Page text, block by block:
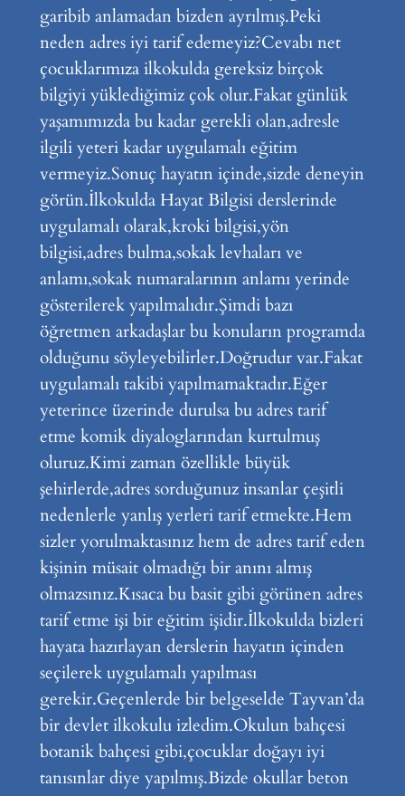
garibib anlamadan bizden ayrılmış.Peki
neden adres iyi tarif edemeyiz?Cevabı net
çocuklarımıza ilkokulda gereksiz birçok
bilgiyi yüklediğimiz çok olur.Fakat günlük
yaşamımızda bu kadar gerekli olan,adresle
ilgili yeteri kadar uygulamalı eğitim
vermeyiz.Sonuç hayatın içinde,sizde deneyin
görün.İlkokulda Hayat Bilgisi derslerinde
uygulamalı olarak,kroki bilgisi,yön
bilgisi,adres bulma,sokak levhaları ve
anlamı,sokak numaralarının anlamı yerinde
gösterilerek yapılmalıdır.Şimdi bazı
öğretmen arkadaşlar bu konuların programda
olduğunu söyleyebilirler.Doğrudur var.Fakat
uygulamalı takibi yapılmamaktadır.Eğer
yeterince üzerinde durulsa bu adres tarif
etme komik diyaloglarından kurtulmuş
oluruz.Kimi zaman özellikle büyük
şehirlerde,adres sorduğunuz insanlar çeşitli
nedenlerle yanlış yerleri tarif etmekte.Hem
sizler yorulmaktasınız hem de adres tarif eden
kişinin müsait olmadığı bir anını almış
olmazsınız.Kısaca bu basit gibi görünen adres
tarif etme işi bir eğitim işidir.İlkokulda bizleri
hayata hazırlayan derslerin hayatın içinden
seçilerek uygulamalı yapılması
gerekir.Geçenlerde bir belgeselde Tayvan’da
bir devlet ilkokulu izledim.Okulun bahçesi
botanik bahçesi gibi,çocuklar doğayı iyi
tanısınlar diye yapılmış.Bizde okullar beton